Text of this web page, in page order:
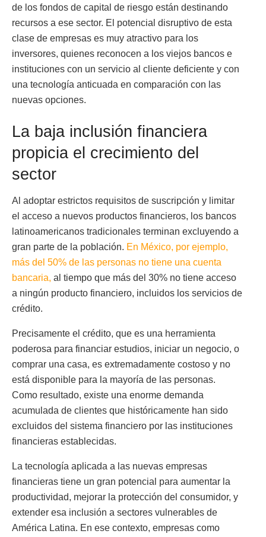
de los fondos de capital de riesgo están destinando
recursos a ese sector. El potencial disruptivo de esta
clase de empresas es muy atractivo para los
inversores, quienes reconocen a los viejos bancos e
instituciones con un servicio al cliente deficiente y con
una tecnología anticuada en comparación con las
nuevas opciones.
La baja inclusión financiera
propicia el crecimiento del
sector
Al adoptar estrictos requisitos de suscripción y limitar
el acceso a nuevos productos financieros, los bancos
latinoamericanos tradicionales terminan excluyendo a
gran parte de la población. En México, por ejemplo,
más del 50% de las personas no tiene una cuenta
bancaria, al tiempo que más del 30% no tiene acceso
a ningún producto financiero, incluidos los servicios de
crédito.
Precisamente el crédito, que es una herramienta
poderosa para financiar estudios, iniciar un negocio, o
comprar una casa, es extremadamente costoso y no
está disponible para la mayoría de las personas.
Como resultado, existe una enorme demanda
acumulada de clientes que históricamente han sido
excluidos del sistema financiero por las instituciones
financieras establecidas.
La tecnología aplicada a las nuevas empresas
financieras tiene un gran potencial para aumentar la
productividad, mejorar la protección del consumidor, y
extender esa inclusión a sectores vulnerables de
América Latina. En ese contexto, empresas como